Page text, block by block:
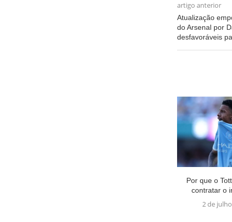
artigo anterior
Atualização
do Arsenal por
desfavoráveis
Por que o
contratar o
2 de